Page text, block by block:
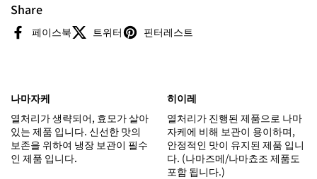
Share
페이스북 트위터 핀터레스트
나마자케
열처리가 생략되어, 효모가 살아
있는 제품 입니다. 신선한 맛의
보존을 위하여 냉장 보관이 필수
인 제품 입니다.
히이레
열처리가 진행된 제품으로 나마
자케에 비해 보관이 용이하며,
안정적인 맛이 유지된 제품 입니
다. (나마즈메/나마쵸조 제품도
포함 됩니다.)